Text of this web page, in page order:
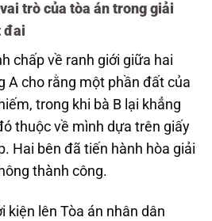
trò của tòa án trong giải
đai
chấp về ranh giới giữa hai
A cho rằng một phần đất của
trong khi bà B lại khẳng
thuộc về mình dựa trên giấy
Hai bên đã tiến hành hòa giải
thành công.
kiện lên Tòa án nhân dân